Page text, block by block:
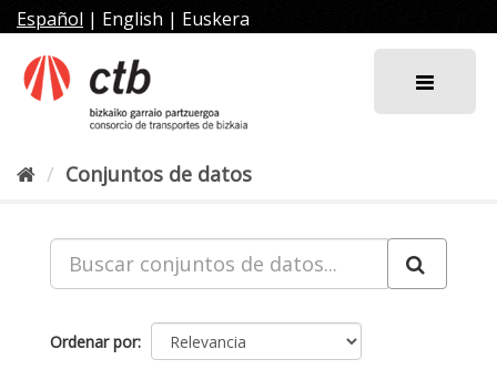
al
contenido
Español | English | Euskera
Conjuntos de datos
Ordenar por